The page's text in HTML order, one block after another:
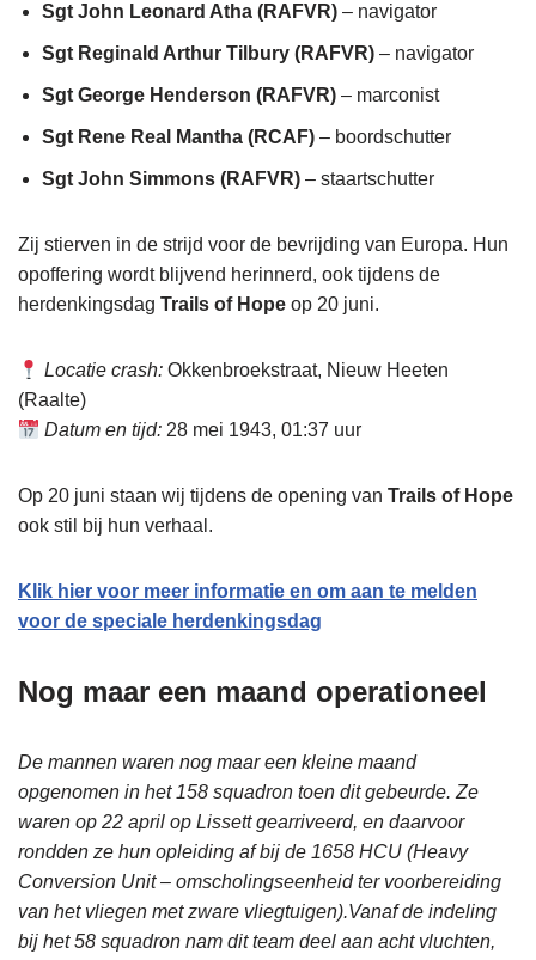
Sgt John Leonard Atha (RAFVR) – navigator
Sgt Reginald Arthur Tilbury (RAFVR) – navigator
Sgt George Henderson (RAFVR) – marconist
Sgt Rene Real Mantha (RCAF) – boordschutter
Sgt John Simmons (RAFVR) – staartschutter
Zij stierven in de strijd voor de bevrijding van Europa. Hun
opoffering wordt blijvend herinnerd, ook tijdens de
herdenkingsdag Trails of Hope op 20 juni.
Locatie crash: Okkenbroekstraat, Nieuw Heeten
(Raalte)
Datum en tijd: 28 mei 1943, 01:37 uur
Op 20 juni staan wij tijdens de opening van Trails of Hope
ook stil bij hun verhaal.
Klik hier voor meer informatie en om aan te melden
voor de speciale herdenkingsdag
Nog maar een maand operationeel
De mannen waren nog maar een kleine maand
opgenomen in het 158 squadron toen dit gebeurde. Ze
waren op 22 april op Lissett gearriveerd, en daarvoor
rondden ze hun opleiding af bij de 1658 HCU (Heavy
Conversion Unit – omscholingseenheid ter voorbereiding
van het vliegen met zware vliegtuigen).Vanaf de indeling
bij het 58 squadron nam dit team deel aan acht vluchten,